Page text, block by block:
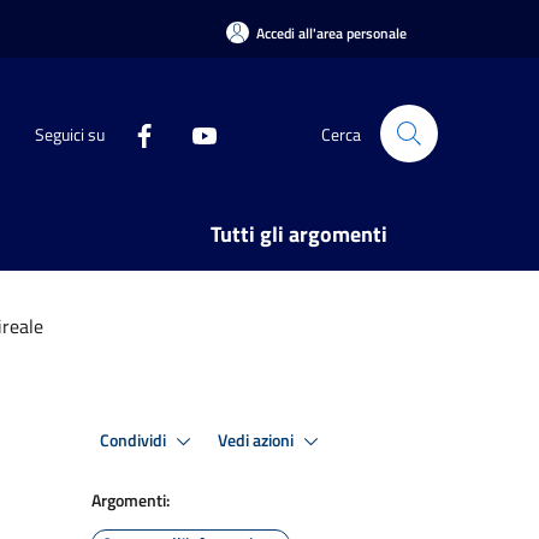
Accedi all'area personale
Seguici su Cerca
Tutti gli argomenti
Condividi Vedi azioni
Argomenti: